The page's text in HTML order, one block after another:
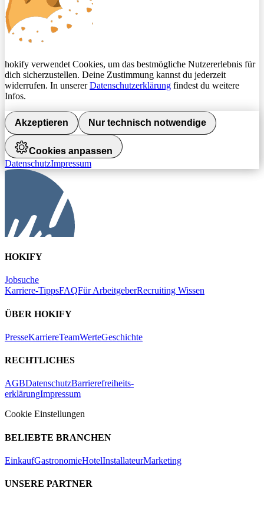
hokify verwendet Cookies, um das bestmögliche Nutzererlebnis für
dich sicherzustellen. Deine Zustimmung kannst du jederzeit
widerrufen. In unsererDatenschutzerklärung findest du weitere
Infos.
Akzeptieren Nur technisch notwendige
Cookies anpassen
DatenschutzImpressum
HOKIFY
Jobsuche
Karriere-TippsFAQFür ArbeitgeberRecruiting Wissen
ÜBER HOKIFY
PresseKarriereTeamWerteGeschichte
RECHTLICHES
AGBDatenschutzBarrierefreiheits-
erklärungImpressum
Cookie Einstellungen
BELIEBTE BRANCHEN
EinkaufGastronomieHotelInstallateurMarketing
UNSERE PARTNER